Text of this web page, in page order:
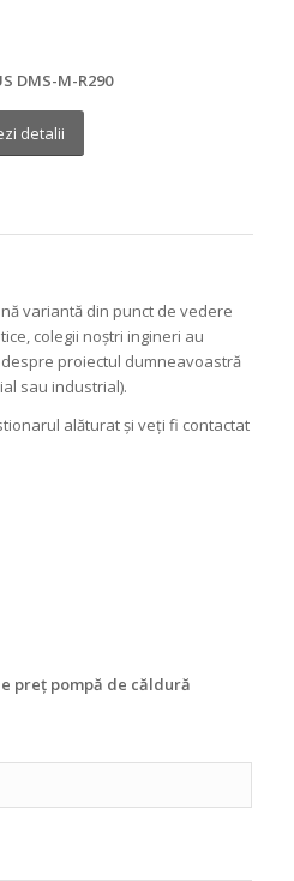
DMS-M-R290
detalii
variantă din punct de vedere
colegii noștri ingineri au
proiectul dumneavoastră
sau industrial).
alăturat și veți fi contactat
preț pompă de căldură